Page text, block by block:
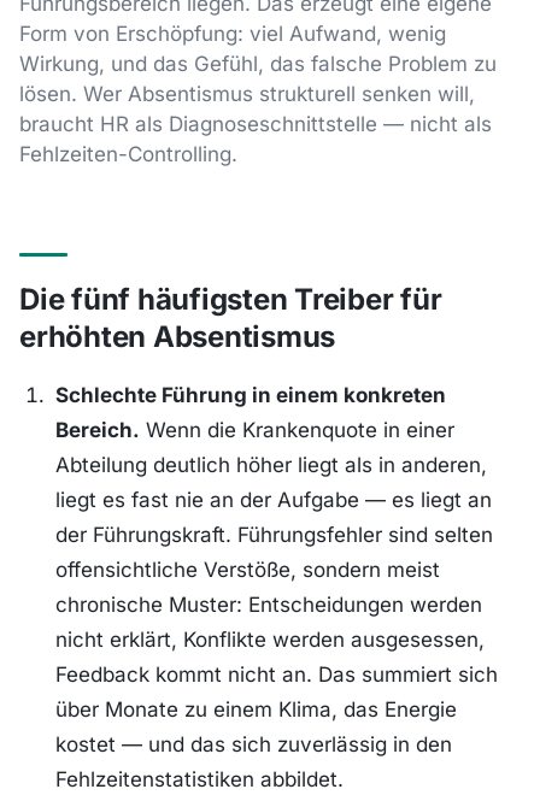
Form von Erschöpfung: viel Aufwand, wenig
Wirkung, und das Gefühl, das falsche Problem zu
lösen. Wer Absentismus strukturell senken will,
braucht HR als Diagnoseschnittstelle — nicht als
Fehlzeiten-Controlling.
Die fünf häufigsten Treiber für
erhöhten Absentismus
Schlechte Führung in einem konkreten
Bereich. Wenn die Krankenquote in einer
Abteilung deutlich höher liegt als in anderen,
liegt es fast nie an der Aufgabe — es liegt an
der Führungskraft. Führungsfehler sind selten
offensichtliche Verstöße, sondern meist
chronische Muster: Entscheidungen werden
nicht erklärt, Konflikte werden ausgesessen,
Feedback kommt nicht an. Das summiert sich
über Monate zu einem Klima, das Energie
kostet — und das sich zuverlässig in den
Fehlzeitenstatistiken abbildet.